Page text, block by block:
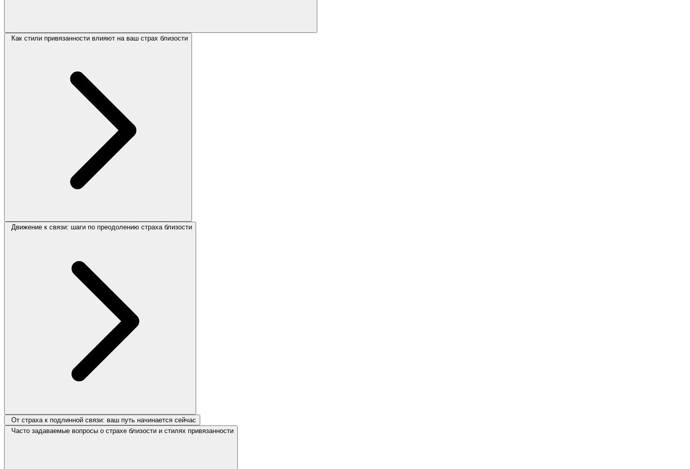
Как стили привязанности влияют на ваш страх близости
Движение к связи: шаги по преодолению страха близости
От страха к подлинной связи: ваш путь начинается сейчас
Часто задаваемые вопросы о страхе близости и стилях привязанности